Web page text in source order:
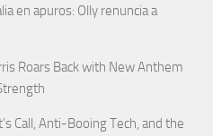
en apuros: Olly renuncia a
Roars Back with New Anthem
Call, Anti-Booing Tech, and the